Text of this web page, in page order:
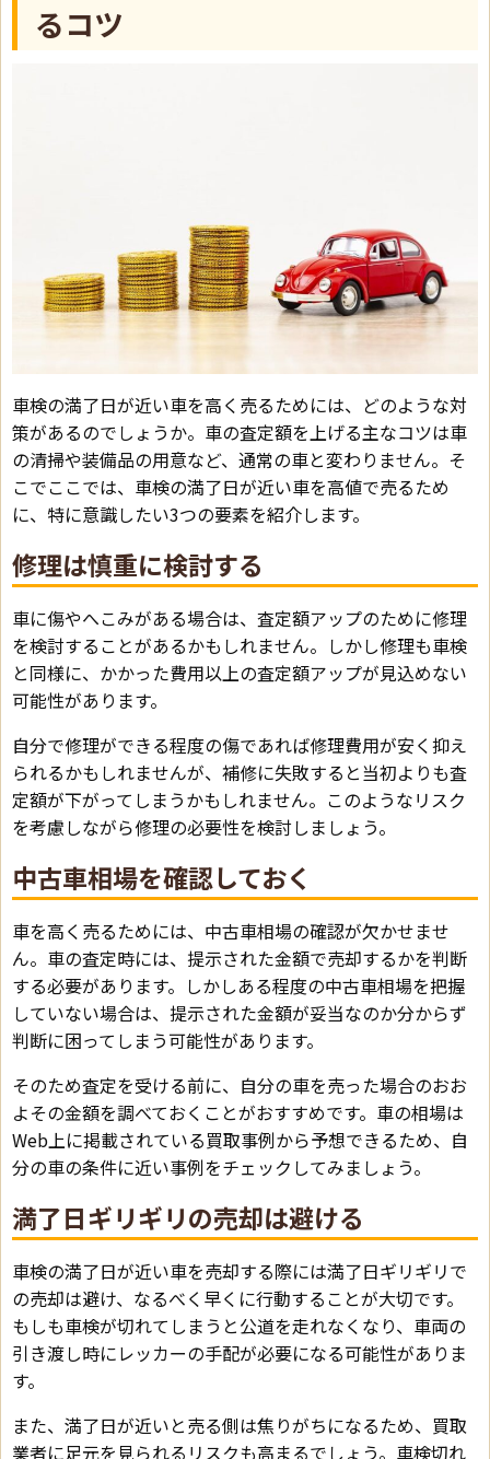
るコツ
車検の満了日が近い車を高く売るためには、どのような対
策があるのでしょうか。車の査定額を上げる主なコツは車
の清掃や装備品の用意など、通常の車と変わりません。そ
こでここでは、車検の満了日が近い車を高値で売るため
に、特に意識したい3つの要素を紹介します。
修理は慎重に検討する
車に傷やへこみがある場合は、査定額アップのために修理
を検討することがあるかもしれません。しかし修理も車検
と同様に、かかった費用以上の査定額アップが見込めない
可能性があります。
自分で修理ができる程度の傷であれば修理費用が安く抑え
られるかもしれませんが、補修に失敗すると当初よりも査
定額が下がってしまうかもしれません。このようなリスク
を考慮しながら修理の必要性を検討しましょう。
中古車相場を確認しておく
車を高く売るためには、中古車相場の確認が欠かせませ
ん。車の査定時には、提示された金額で売却するかを判断
する必要があります。しかしある程度の中古車相場を把握
していない場合は、提示された金額が妥当なのか分からず
判断に困ってしまう可能性があります。
そのため査定を受ける前に、自分の車を売った場合のおお
よその金額を調べておくことがおすすめです。車の相場は
Web上に掲載されている買取事例から予想できるため、自
分の車の条件に近い事例をチェックしてみましょう。
満了日ギリギリの売却は避ける
車検の満了日が近い車を売却する際には満了日ギリギリで
の売却は避け、なるべく早くに行動することが大切です。
もしも車検が切れてしまうと公道を走れなくなり、車両の
引き渡し時にレッカーの手配が必要になる可能性がありま
す。
また、満了日が近いと売る側は焦りがちになるため、買取
業者に足元を見られるリスクも高まるでしょう。車検切れ